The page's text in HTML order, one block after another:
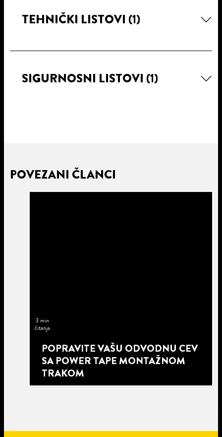
TEHNIČKI LISTOVI (1)
SIGURNOSNI LISTOVI (1)
POVEZANI ČLANCI
3 min
čitanja
POPRAVITE VAŠU ODVODNU CEV
SA POWER TAPE MONTAŽNOM
TRAKOM